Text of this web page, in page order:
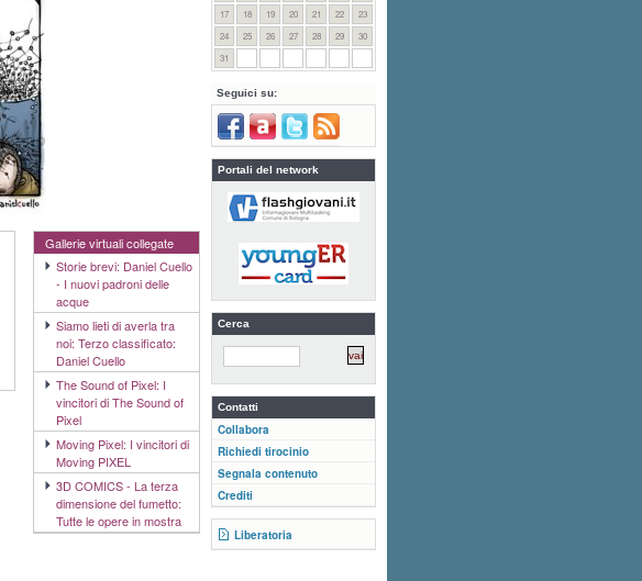
Gallerie virtuali collegate
Storie brevi: Daniel Cuello
- I nuovi padroni delle
acque
Siamo lieti di averla tra
noi: Terzo classificato:
Daniel Cuello
The Sound of Pixel: I
vincitori di The Sound of
Pixel
Moving Pixel: I vincitori di
Moving PIXEL
3D COMICS - La terza
dimensione del fumetto:
Tutte le opere in mostra
17
18 19 20 21 22
23
24
25 26 27 28 29
30
31
Seguici su:
Portali del network
Cerca
Contatti
Collabora
Richiedi tirocinio
Segnala contenuto
Crediti
Liberatoria